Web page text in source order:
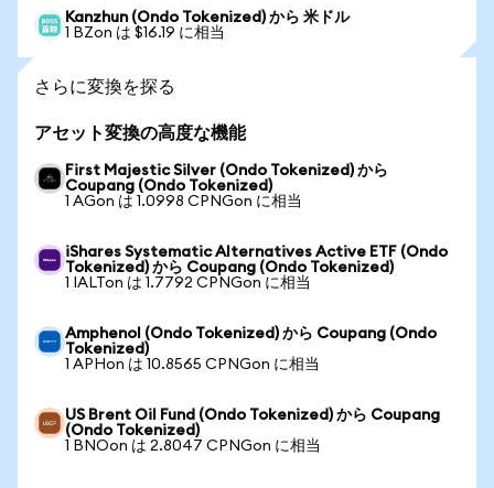
Kanzhun (Ondo Tokenized) から 米ドル
1 BZon は $16.19 に相当
さらに変換を探る
アセット変換の高度な機能
First Majestic Silver (Ondo Tokenized) から
Coupang (Ondo Tokenized)
1 AGon は 1.0998 CPNGon に相当
iShares Systematic Alternatives Active ETF (Ondo
Tokenized) から Coupang (Ondo Tokenized)
1 IALTon は 1.7792 CPNGon に相当
Amphenol (Ondo Tokenized) から Coupang (Ondo
Tokenized)
1 APHon は 10.8565 CPNGon に相当
US Brent Oil Fund (Ondo Tokenized) から Coupang
(Ondo Tokenized)
1 BNOon は 2.8047 CPNGon に相当